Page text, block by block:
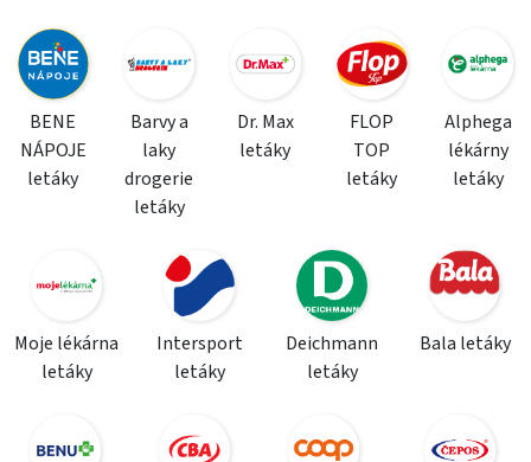
BENE
NÁPOJE
letáky
Barvy a
laky
drogerie
letáky
Dr. Max
letáky
FLOP
TOP
letáky
Alphega
lékárny
letáky
Moje lékárna
letáky
Intersport
letáky
Deichmann
letáky
Bala letáky